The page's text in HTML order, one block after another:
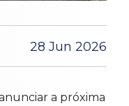
28 Jun 2026
a próxima